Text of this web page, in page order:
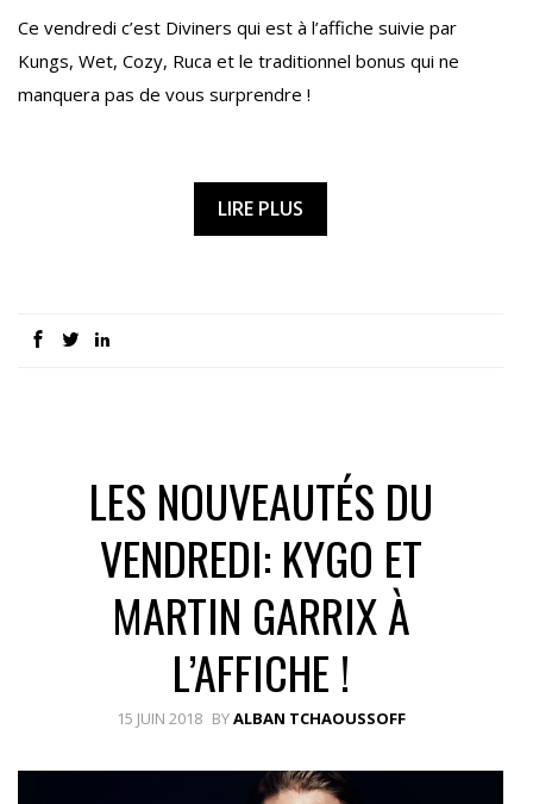
Ce vendredi c’est Diviners qui est à l’affiche suivie par
Kungs, Wet, Cozy, Ruca et le traditionnel bonus qui ne
manquera pas de vous surprendre !
LIRE PLUS
LES NOUVEAUTÉS DU
VENDREDI: KYGO ET
MARTIN GARRIX À
L’AFFICHE !
15 JUIN 2018 BYALBAN TCHAOUSSOFF